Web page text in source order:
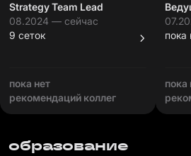
Strategy Team Lead
08.2024 — сейчас
9 сеток
пока нет
рекомендаций коллег
пока
пока
образование